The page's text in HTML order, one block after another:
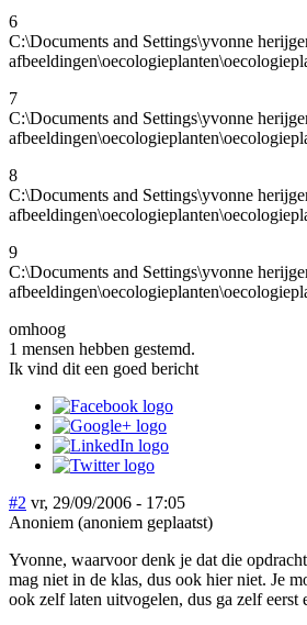
6
C:\Documents and Settings\yvonne
7
C:\Documents and Settings\yvonne
8
C:\Documents and Settings\yvonne
9
C:\Documents and Settings\yvonne
omhoog
1 mensen hebben gestemd.
Ik vind dit een goed bericht
#2 vr, 29/09/2006 - 17:05
Anoniem (anoniem geplaatst)
Yvonne, waarvoor denk je dat die
mag niet in de klas, dus ook hier niet. Je
ook zelf laten uitvogelen, dus ga zelf eerst